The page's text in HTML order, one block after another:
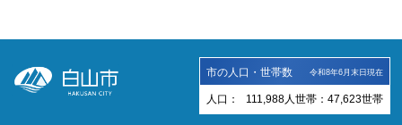
市の人口・世帯数 令和8年6月末日現在
人口： 111,988 人 世帯： 47,623世帯